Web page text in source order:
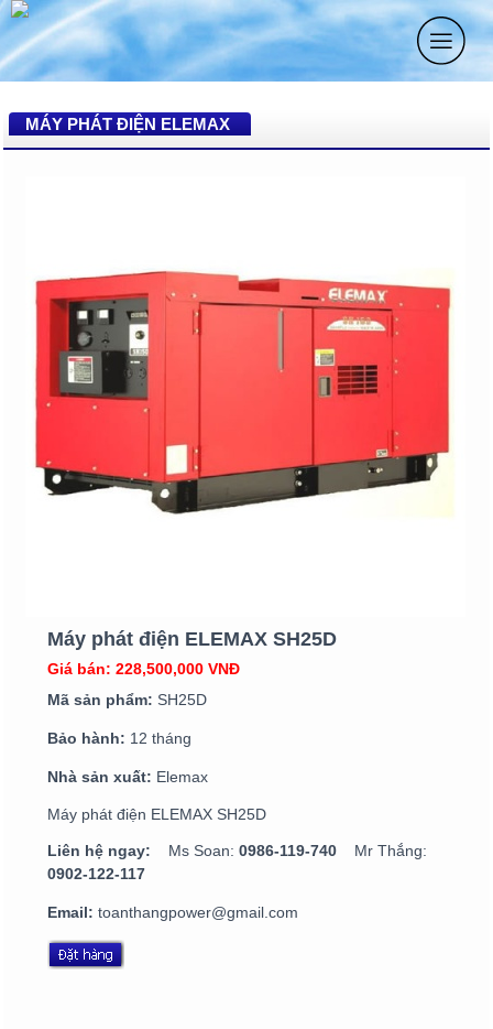
MÁY PHÁT ĐIỆN ELEMAX
Máy phát điện ELEMAX SH25D
Giá bán: 228,500,000 VNĐ
Mã sản phẩm: SH25D
Bảo hành: 12 tháng
Nhà sản xuất: Elemax
Máy phát điện ELEMAX SH25D
Liên hệ ngay: Ms Soan: 0986-119-740 Mr Thắng:
0902-122-117
Email: toanthangpower@gmail.com